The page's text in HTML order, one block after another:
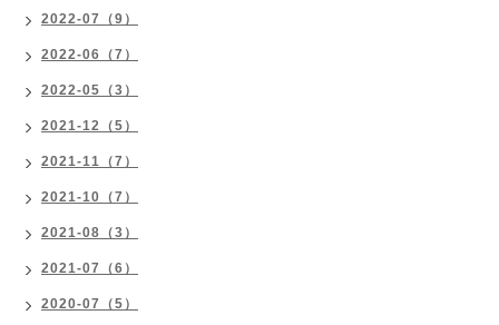
2022-07（9）
2022-06（7）
2022-05（3）
2021-12（5）
2021-11（7）
2021-10（7）
2021-08（3）
2021-07（6）
2020-07（5）